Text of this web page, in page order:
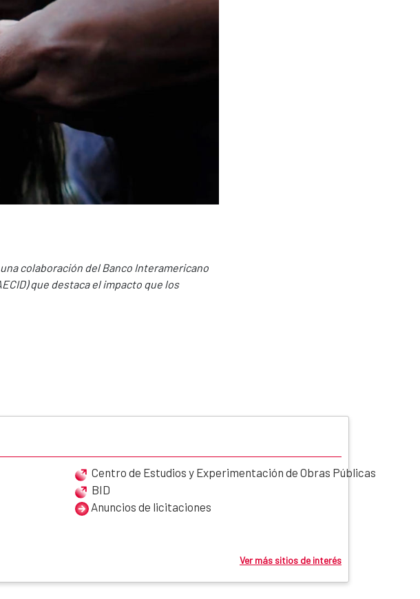
una colaboración del Banco Interamericano
que destaca el impacto que los
Centro de Estudios y Experimentación de Obras Públicas
BID
Anuncios de licitaciones
Ver más sitios de interés